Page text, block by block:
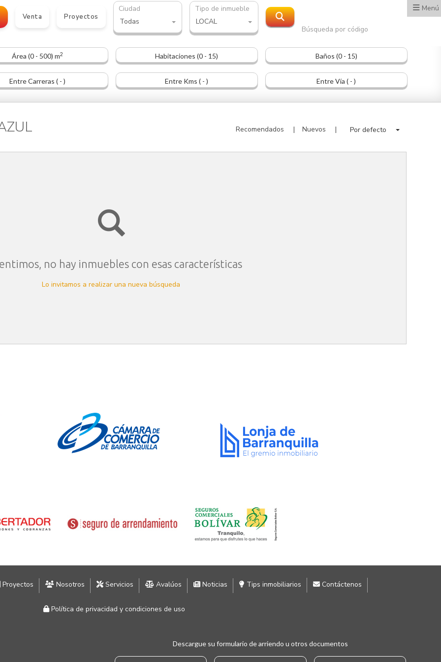
Menú
Venta Proyectos
Ciudad
Todas
Tipo de inmueble
LOCAL
Búsqueda por código
Área (0 - 500) m2 Habitaciones (0 - 15) Baños (0 - 15)
Entre Carreras ( - ) Entre Kms ( - ) Entre Vía ( - )
Recomendados Nuevos Por defecto
no hay inmuebles con esas características
Lo invitamos a realizar una nueva búsqueda
Proyectos Nosotros Servicios Avalúos Noticias Tips inmobiliarios Contáctenos
Política de privacidad y condiciones de uso
Descargue su formulario de arriendo u otros documentos